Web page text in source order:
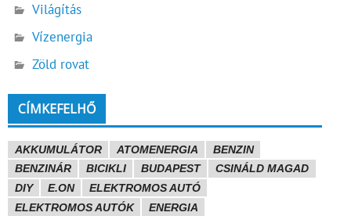
Világítás
Vízenergia
Zöld rovat
CÍMKEFELHŐ
AKKUMULÁTOR ATOMENERGIA
BENZIN
BENZINÁR
BICIKLI BUDAPEST
CSINÁLD MAGAD
DIY
E.ON
ELEKTROMOS AUTÓ
ELEKTROMOS AUTÓK
ENERGIA